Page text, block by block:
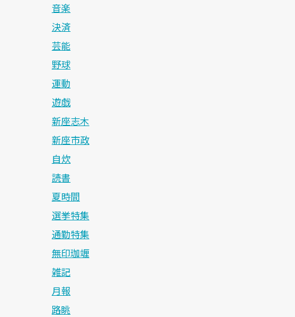
音楽
決済
芸能
野球
運動
遊戯
新座志木
新座市政
自炊
読書
夏時間
選挙特集
通勤特集
無印珈竰
雑記
月報
路眺